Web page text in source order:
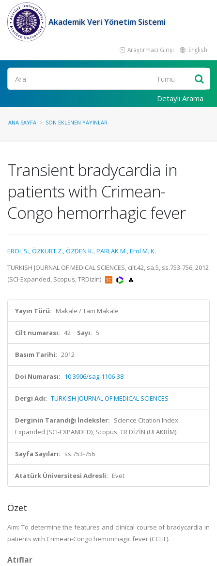
Akademik Veri Yönetim Sistemi
Araştırmacı Girişi English
Ara
Detaylı Arama
ANA SAYFA SON EKLENEN YAYINLAR
Transient bradycardia in
patients with Crimean-
Congo hemorrhagic fever
EROL S.,ÖZKURT Z.,ÖZDEN K.,PARLAK M.,Erol M. K.
TURKISH JOURNAL OF MEDICAL SCIENCES, cilt.42, sa.5, ss.753-756, 2012
(SCI-Expanded, Scopus, TRDizin)
Yayın Türü: Makale / Tam Makale
Cilt numarası: 42 Sayı: 5
Basım Tarihi: 2012
Doi Numarası: 10.3906/sag-1106-38
Dergi Adı: TURKISH JOURNAL OF MEDICAL SCIENCES
Derginin Tarandığı İndeksler: Science Citation Index
Expanded (SCI-EXPANDED), Scopus, TR DİZİN (ULAKBİM)
Sayfa Sayıları: ss.753-756
Atatürk Üniversitesi Adresli: Evet
Özet
Aim: To determine the features and clinical course of bradycardia in
patients with Crimean-Congo hemorrhagic fever (CCHF).
Atıflar